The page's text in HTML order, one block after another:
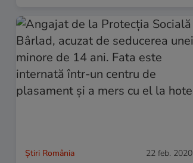
Știri România 22 feb. 2020